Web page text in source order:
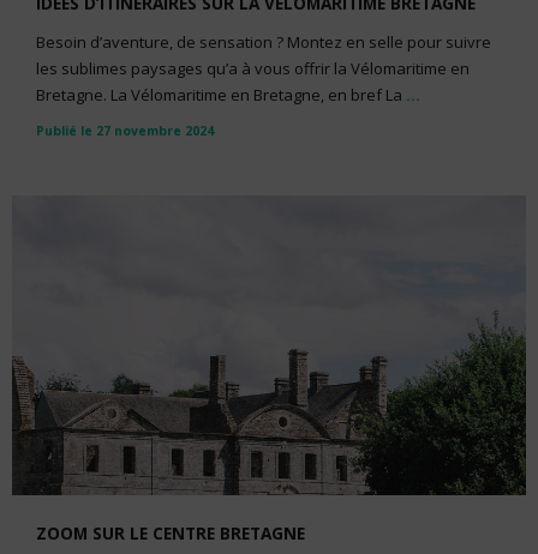
Besoin d’aventure, de sensation ? Montez en selle pour suivre
les sublimes paysages qu’a à vous offrir la Vélomaritime en
Bretagne. La Vélomaritime en Bretagne, en bref La ...
Publié le 27 novembre 2024
ZOOM SUR LE CENTRE BRETAGNE